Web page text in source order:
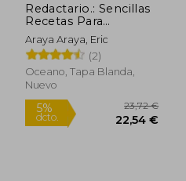
Redactario.: Sencillas
Recetas Para
Redactar Con Soltura
Y Distinción
Araya Araya, Eric
(2)
Oceano, Tapa Blanda,
Nuevo